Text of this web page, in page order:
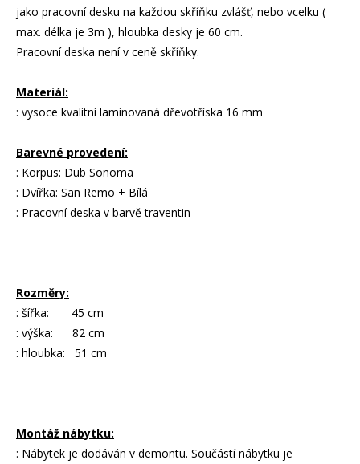
jako pracovní desku na každou skříňku zvlášť, nebo vcelku (
max. délka je 3m ), hloubka desky je 60 cm.
Pracovní deska není v ceně skříňky.
Materiál:
: vysoce kvalitní laminovaná dřevotříska 16 mm
Barevné provedení:
: Korpus: Dub Sonoma
: Dvířka: San Remo + Bílá
: Pracovní deska v barvě traventin
Rozměry:
: šířka: 45 cm
: výška: 82 cm
: hloubka: 51 cm
Montáž nábytku:
: Nábytek je dodáván v demontu. Součástí nábytku je